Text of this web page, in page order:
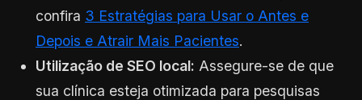
confira 3 Estratégias para Usar o Antes e
Depois e Atrair Mais Pacientes.
Utilização de SEO local: Assegure-se de que
sua clínica esteja otimizada para pesquisas